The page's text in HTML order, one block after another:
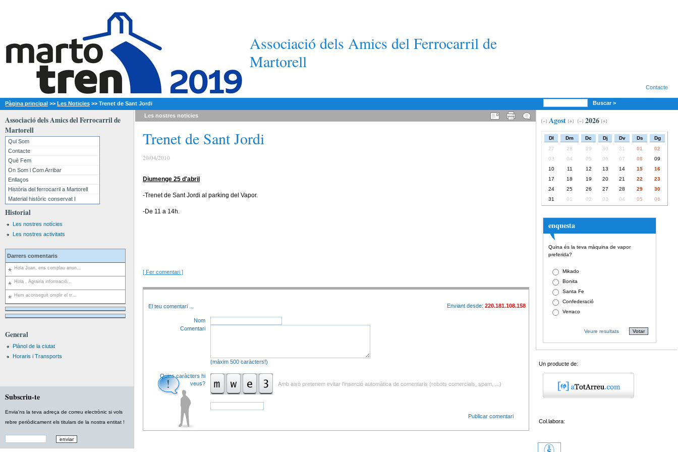
Associació dels Amics del Ferrocarril de
Martorell
Contacte
Pàgina principal >> Les Noticies >> Trenet de Sant Jordi Buscar >
Associació dels Amics del Ferrocarril de
Martorell
Qui Som
Contacte
Què Fem
On Som i Com Arribar
Enllaços
Història del ferrocarril a Martorell
Material històric conservat I
Historial
Les nostres notícies
Les nostres activitats
Darrers comentaris
Hola Joan, ens complau anun...
Hola . Agrairia informació...
Hem aconseguit omplir el tr...
General
Plànol de la ciutat
Horaris i Transports
Subscriu-te
Envia'ns la teva adreça de correu electrònic si vols
rebre periòdicament els titulars de la nostra entitat !
Les nostres noticies
Trenet de Sant Jordi
20/04/2010
Diumenge 25 d'abril
-Trenet de Sant Jordi al parking del Vapor.
-De 11 a 14h.
[ Fer comentari ]
El teu comentari Enviant desde: 220.181.108.158
Nom
Comentari
(màxim 500 caràcters!)
Quins caràcters hi
veus?
Amb això pretenem evitar l'inserció automàtica de comentaris (robots comercials, spam, ...)
Publicar comentari
Agost 2026
Dl Dm Dc Dj Dv Ds
Dg
27
28 29 30 31 01
02
03
04 05 06 07 08
09
10
11 12 13 14 15
16
17
18 19 20 21 22
23
24
25 26 27 28 29
30
31
01 02 03 04 05 06
enquesta
Quina és la teva màquina de vapor
preferida?
Mikado
Bonita
Santa Fe
Confederació
Verraco
Veure resultats
Un producte de:
Col.labora: